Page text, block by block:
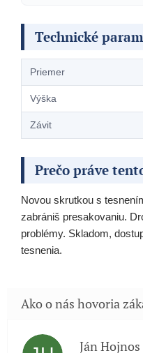
Technické
Priemer
Výška
Závit
Prečo práve
Novou skrutkou s
zabrániš presakovaniu.
problémy. Skladom,
tesnenia.
Ján Hojnos